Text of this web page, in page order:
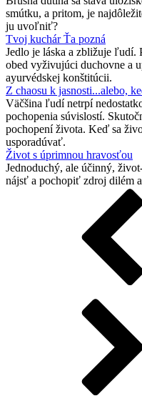
smútku, a pritom, je
ju uvoľniť?
Tvoj kuchár Ťa pozná
Jedlo je láska a zbližuje ľudí.
obed vyživujúci duchovne a
ayurvédskej konštitúcii.
Z chaosu k jasnosti...alebo,
Väčšina ľudí netrpí
pochopenia súvislostí.
pochopení života. Keď sa
usporadúvať.
Život s úprimnou hravosťou
Jednoduchý, ale účinný,
nájsť a pochopiť zdroj dilém